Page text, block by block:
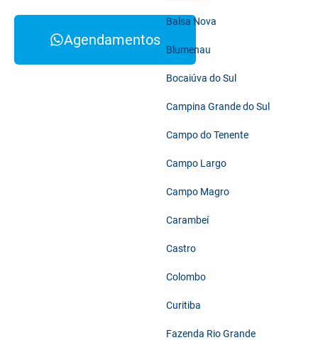
Agendamentos
Balsa Nova
Blumenau
Bocaiúva do Sul
Campina Grande do Sul
Campo do Tenente
Campo Largo
Campo Magro
Carambeí
Castro
Colombo
Curitiba
Fazenda Rio Grande